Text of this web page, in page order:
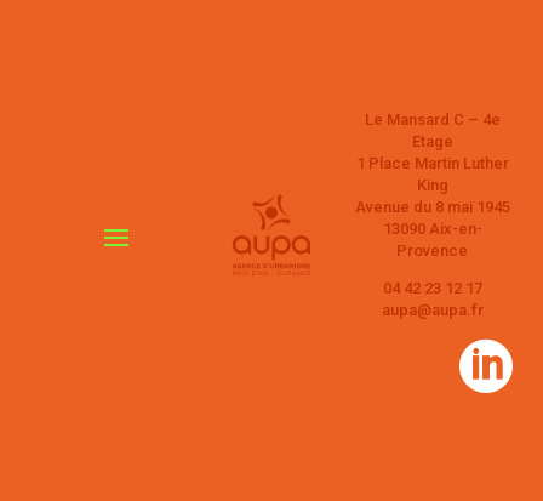
Le Mansard C – 4e
Etage
1 Place Martin Luther
King
Avenue du 8 mai 1945
13090 Aix-en-
Provence
04 42 23 12 17
aupa@aupa.fr
